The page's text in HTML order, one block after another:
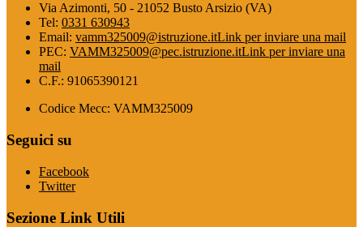
Via Azimonti, 50 - 21052 Busto Arsizio (VA)
Tel: 0331 630943
Email: vamm325009@istruzione.itLink per inviare una mail
PEC: VAMM325009@pec.istruzione.itLink per inviare una
mail
C.F.: 91065390121
Codice Mecc: VAMM325009
Seguici su
Facebook
Twitter
Sezione Link Utili